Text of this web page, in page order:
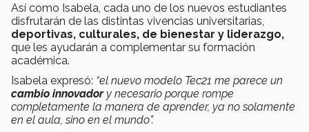
Así como Isabela, cada uno de los nuevos estudiantes
disfrutarán de las distintas vivencias universitarias,
deportivas, culturales, de bienestar y liderazgo,
que les ayudarán a complementar su formación
académica.
Isabela expresó: “el nuevo modelo Tec21 me parece un
cambio innovador y necesario porque rompe
completamente la manera de aprender, ya no solamente
en el aula, sino en el mundo”.